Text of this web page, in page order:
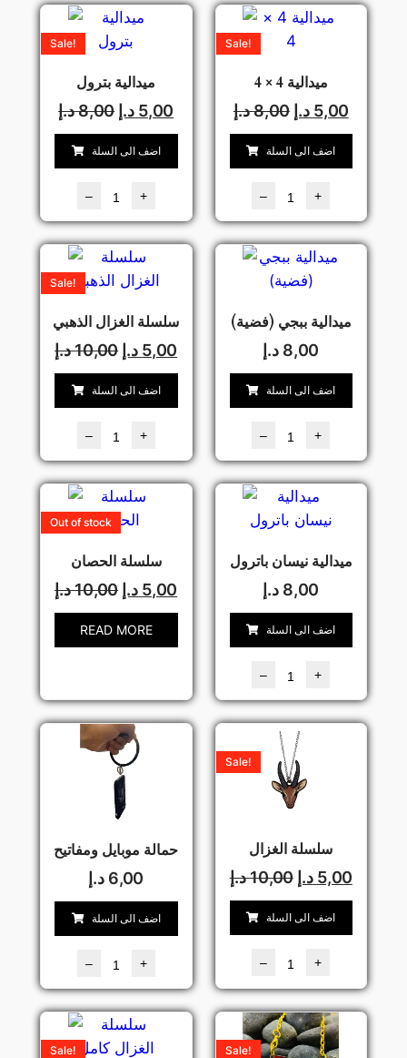
ميدالية بترول
Sale!
8,00د.إ 5,00 د.إ
اضف الى السلة
– +
ميدالية 4 × 4
Sale!
8,00د.إ 5,00 د.إ
اضف الى السلة
– +
سلسلة الغزال الذهبي
Sale!
10,00د.إ 5,00 د.إ
اضف الى السلة
– +
ميدالية ببجي (فضية)
8,00 د.إ
اضف الى السلة
– +
سلسلة الحصان
Out of stock
10,00د.إ 5,00 د.إ
READ MORE
ميدالية نيسان باترول
8,00 د.إ
اضف الى السلة
– +
حمالة موبايل ومفاتيح
6,00 د.إ
اضف الى السلة
– +
سلسلة الغزال
Sale!
10,00د.إ 5,00 د.إ
اضف الى السلة
– +
Sale! Sale!